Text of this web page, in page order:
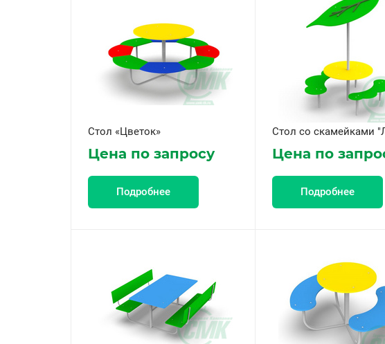
Стол «Цветок»
Цена по запросу
Подробнее
Стол со скамейками
Цена по
Подробнее